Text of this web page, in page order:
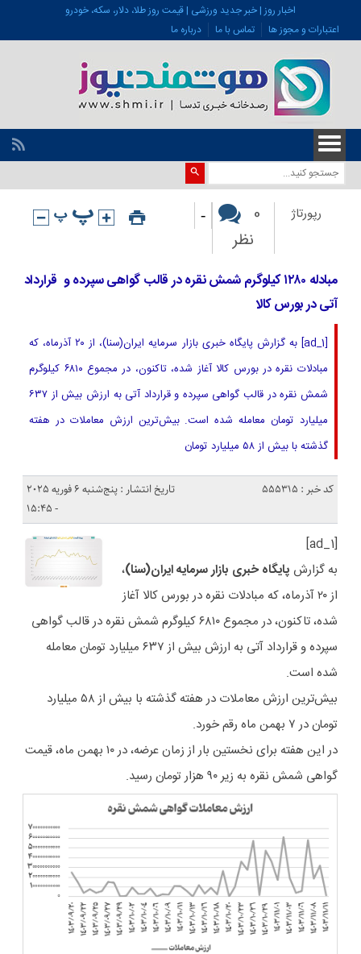
اخبار روز | خبر جدید ورزشی | قیمت روز طلا، دلار، سکه، خودرو
اعتبارات و مجوز ها
تماس با ما درباره ما
رپورتاژ
0
نظر
-
مبادله ۱۲۸۰ کیلوگرم شمش نقره در قالب گواهی سپرده و قرارداد
آتی در بورس کالا
[ad_1] به گزارش پایگاه خبری بازار سرمایه ایران(سنا)، از ۲۰ آذرماه، که
مبادلات نقره در بورس کالا آغاز شده، تاکنون، در مجموع ۶۸۱۰ کیلوگرم
شمش نقره در قالب گواهی سپرده و قرارداد آتی به ارزش بیش از ۶۳۷
میلیارد تومان معامله شده است. بیش‌ترین ارزش معاملات در هفته
گذشته با بیش از ۵۸ میلیارد تومان
کد خبر : 555315
تاریخ انتشار : پنج‌شنبه 6 فوریه 2025
- 15:45
[ad_1]
به گزارش پایگاه خبری بازار سرمایه ایران(سنا)،
از ۲۰ آذرماه، که مبادلات نقره در بورس کالا آغاز
شده، تاکنون، در مجموع ۶۸۱۰ کیلوگرم شمش نقره در قالب گواهی
سپرده و قرارداد آتی به ارزش بیش از ۶۳۷ میلیارد تومان معامله
شده است.
بیش‌ترین ارزش معاملات در هفته گذشته با بیش از ۵۸ میلیارد
تومان در ۷ بهمن ماه رقم خورد.
در این هفته برای نخستین بار از زمان عرضه، در ۱۰ بهمن ماه، قیمت
گواهی شمش نقره به زیر ۹۰ هزار تومان رسید.